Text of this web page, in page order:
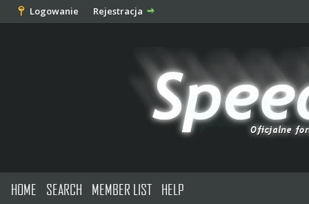
Logowanie Rejestracja
HOME SEARCH MEMBER LIST HELP